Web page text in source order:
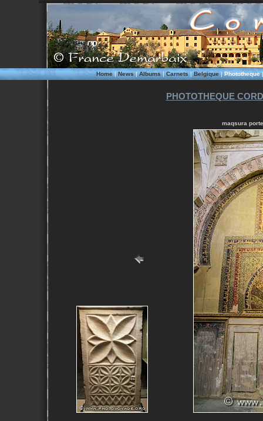
Home|News|Albums|Carnets|Belgique|Phototheque
PHOTOTHEQUE
maqsura